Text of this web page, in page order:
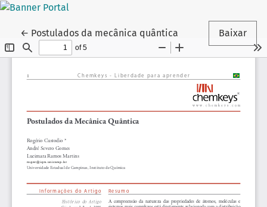
← Voltar aos Detalhes do Artigo
Postulados da mecânica quântica Baixar